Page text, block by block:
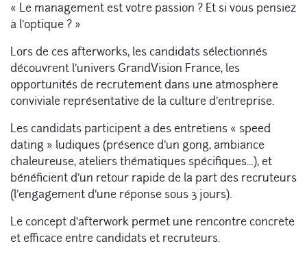
« Le management est votre passion ? Et si vous pensiez
à l’optique ? »
Lors de ces afterworks, les candidats sélectionnés
découvrent l’univers GrandVision France, les
opportunités de recrutement dans une atmosphère
conviviale représentative de la culture d’entreprise.
Les candidats participent à des entretiens « speed
dating » ludiques (présence d’un gong, ambiance
chaleureuse, ateliers thématiques spécifiques…), et
bénéficient d’un retour rapide de la part des recruteurs
(l’engagement d’une réponse sous 3 jours).
Le concept d’afterwork permet une rencontre concrète
et efficace entre candidats et recruteurs.